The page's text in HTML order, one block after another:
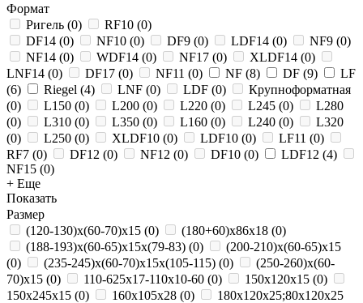
Формат
Ригель (0) RF10 (0)
DF14 (0) NF10 (0) DF9 (0) LDF14 (0) NF9 (0)
NF14 (0) WDF14 (0) NF17 (0) XLDF14 (0)
LNF14 (0) DF17 (0) NF11 (0) NF (8) DF (9)
LF
(6) Riegel (4) LNF (0) LDF (0)
Крупноформатная
(0) L150 (0) L200 (0) L220 (0) L245 (0)
L280
(0) L310 (0) L350 (0) L160 (0) L240 (0)
L320
(0) L250 (0) XLDF10 (0) LDF10 (0) LF11 (0)
RF7 (0) DF12 (0) NF12 (0) DF10 (0) LDF12 (4)
NF15 (0)
+ Еще
Показать
Размер
(120-130)х(60-70)х15 (0) (180+60)х86х18 (0)
(188-193)х(60-65)х15х(79-83) (0)
(200-210)х(60-65)х15
(0) (235-245)х(60-70)х15х(105-115) (0)
(250-260)х(60-
70)х15 (0) 110-625x17-110x10-60 (0) 150x120x15 (0)
150x245x15 (0) 160x105x28 (0)
180х120х25;80х120х25